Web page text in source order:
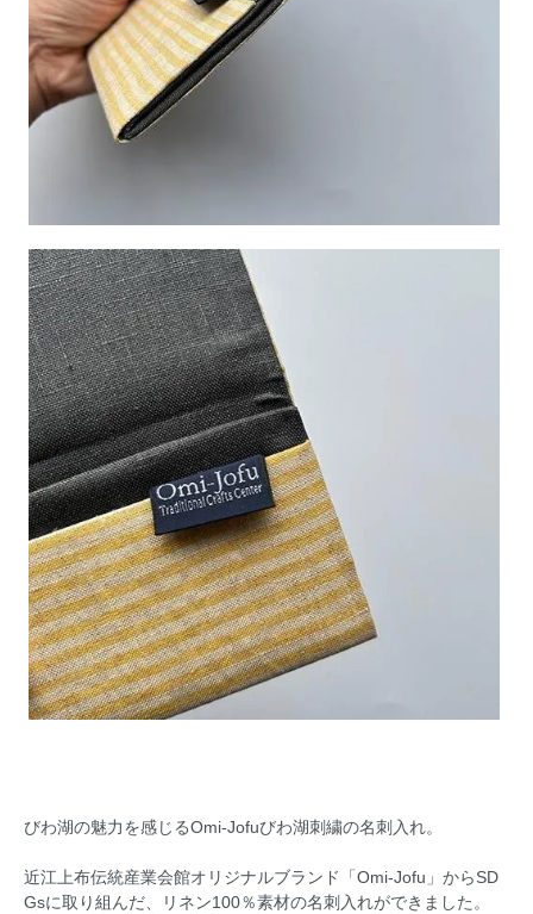
びわ湖の魅力を感じるOmi-Jofuびわ湖刺繍の名刺入れ。
近江上布伝統産業会館オリジナルブランド「Omi-Jofu」からSD
Gsに取り組んだ、リネン100％素材の名刺入れができました。